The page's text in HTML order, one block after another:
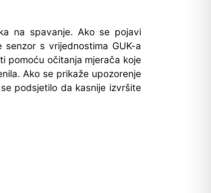
na spavanje. Ako se pojavi
senzor s vrijednostima GUK-a
pomoću očitanja mjerača koje
Ako se prikaže upozorenje
podsjetilo da kasnije izvršite